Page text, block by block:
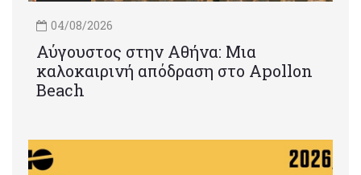
04/08/2026
Αύγουστος στην Αθήνα: Μια
καλοκαιρινή απόδραση στο Apollon
Beach